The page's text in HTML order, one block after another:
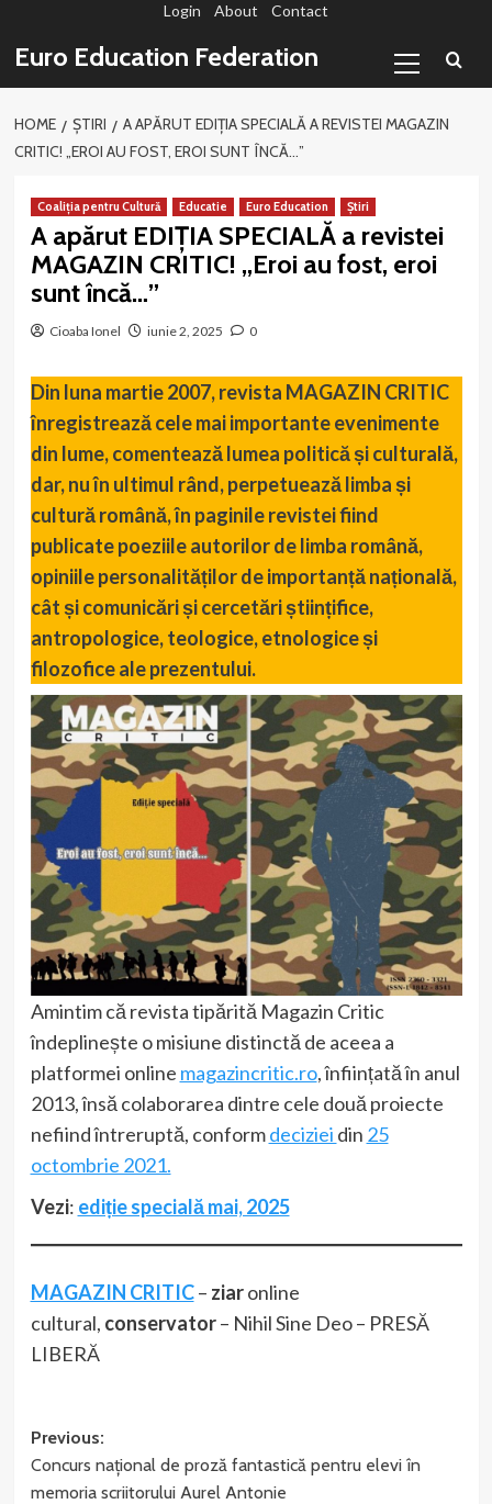
conținut
Login About Contact
Euro Education Federation
Menu
HOME ȘTIRI
A APĂRUT EDIȚIA SPECIALĂ A REVISTEI MAGAZIN
CRITIC! „EROI AU FOST, EROI SUNT ÎNCĂ…”
Coaliția pentru Cultură Educatie Euro Education Știri
A apărut EDIȚIA SPECIALĂ a revistei
MAGAZIN CRITIC! „Eroi au fost, eroi
sunt încă…”
Cioaba Ionel iunie 2, 2025 0
Din luna martie 2007, revista MAGAZIN CRITIC
înregistrează cele mai importante evenimente
din lume, comentează lumea politică și culturală,
dar, nu în ultimul rând, perpetuează limba și
cultură română, în paginile revistei fiind
publicate poeziile autorilor de limba română,
opiniile personalităților de importanță națională,
cât și comunicări și cercetări științifice,
antropologice, teologice, etnologice și
filozofice ale prezentului.
Amintim că revista tipărită Magazin Critic
îndeplinește o misiune distinctă de aceea a
platformei online magazincritic.ro, înființată în anul
2013, însă colaborarea dintre cele două proiecte
nefiind întreruptă, conformdeciziei din 25
octombrie 2021.
Vezi: ediție specială mai, 2025
MAGAZIN CRITIC– ziaronline
cultural, conservator– Nihil Sine Deo – PRESĂ
LIBERĂ
Post
navigation
Previous:
Concurs național de proză fantastică pentru elevi în
memoria scriitorului Aurel Antonie